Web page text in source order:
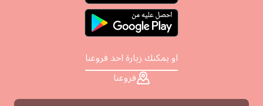
او يمكنك زيارة احد فروعنا
فروعنا